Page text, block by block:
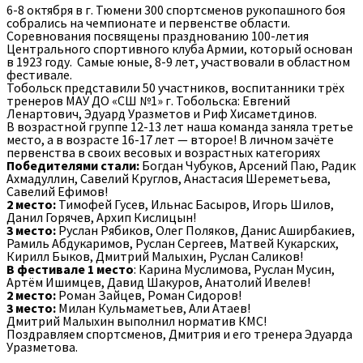
6-8 октября в г. Тюмени 300 спортсменов рукопашного боя
собрались на чемпионате и первенстве области.
Соревнования посвящены празднованию 100-летия
Центрального спортивного клуба Армии, который основан
в 1923 году. Самые юные, 8-9 лет, участвовали в областном
фестивале.
Тобольск представили 50 участников, воспитанники трёх
тренеров МАУ ДО «СШ №1» г. Тобольска: Евгений
Ленартович, Эдуард Уразметов и Риф Хисаметдинов.
В возрастной группе 12-13 лет наша команда заняла третье
место, а в возрасте 16-17 лет — второе! В личном зачёте
первенства в своих весовых и возрастных категориях
Победителями стали: Богдан Чубуков, Арсений Паю, Радик
Ахмадуллин, Савелий Круглов, Анастасия Шереметьева,
Савелий Ефимов!
2 место: Тимофей Гусев, Ильнас Басыров, Игорь Шилов,
Данил Горячев, Архип Кислицын!
3 место:Руслан Рябиков, Олег Поляков, Данис Аширбакиев,
Рамиль Абдукаримов, Руслан Сергеев, Матвей Кукарских,
Кирилл Быков, Дмитрий Малыхин, Руслан Саликов!
В фестивале 1 место: Карина Муслимова, Руслан Мусин,
Артём Ишимцев, Давид Шакуров, Анатолий Ивелев!
2 место: Роман Зайцев, Роман Сидоров!
3 место: Милан Кульмаметьев, Али Атаев!
Дмитрий Малыхин выполнил норматив КМС!
Поздравляем спортсменов, Дмитрия и его тренера Эдуарда
Уразметова.